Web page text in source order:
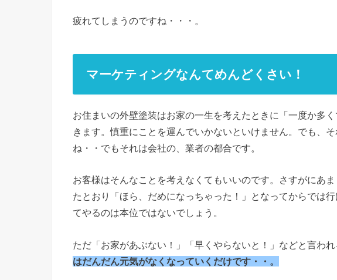
疲れてしまうのですね・・・。
マーケティングなんてめんどくさい！
お住まいの外壁塗装はお家の一生を考えたときに「一度か多
きます。慎重にことを運んでいかないといけません。でも、
ね・・でもそれは会社の、業者の都合です。
お客様はそんなことを考えなくてもいいのです。さすがにあ
たとおり「ほら、だめになっちゃった！」となってからでは
てやるのは本位ではないでしょう。
ただ「お家があぶない！」「早くやらないと！」などと言われ
はだんだん元気がなくなっていくだけです・・。